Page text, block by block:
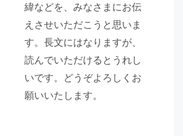
緯などを、みなさまにお伝
えさせいただこうと思いま
す。長文にはなりますが、
読んでいただけるとうれし
いです。どうぞよろしくお
願いいたします。